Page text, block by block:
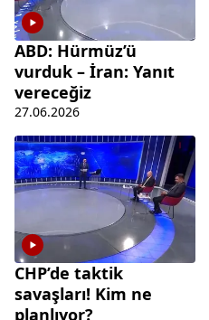
ABD: Hürmüz’ü
vurduk – İran: Yanıt
vereceğiz
27.06.2026
CHP’de taktik
savaşları! Kim ne
planlıyor?